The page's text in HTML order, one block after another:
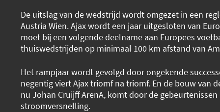
De uitslag van de wedstrijd wordt omgezet in een
Austria Wien. Ajax wordt een jaar uitgesloten van
moet bij een volgende deelname aan Europees
thuiswedstrijden op minimaal 100 km afstand van
Het rampjaar wordt gevolgd door ongekende
negentig viert Ajax triomf na triomf. En de bouw van
nu Johan Cruijff ArenA, komt door de gebeurtenissen
stroomversnelling.